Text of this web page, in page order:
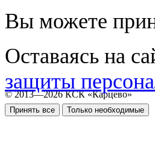
Вы можете
Оставаясь на
защиты
Принять все Только необходимые
© 2013—2026 КСК «Карцево»